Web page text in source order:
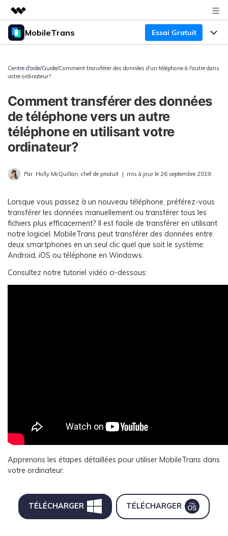
Produits phares
Utilité
Aperçu
Actualités
Boutique
MobileTrans Essai Gratuit
Bureau
Mobile
Fonctionnalités
Solutions
Ressources
Transfert de Données Téléphone
Sauvegarde & Restauration
Gestionnaire WhatsApp
EXPLOREZ PLUS DE SUJETS
Prix
Tarifs pour Mac
Plan Business
Plan Éducation
Tutoriel
Assistance
Centre d'aide/Guide/Comment transférer des données d'un téléphone à l'autre dans
votre ordinateur?
Comment transférer des données
de téléphone vers un autre
téléphone en utilisant votre
ordinateur?
Par Holly McQuillan, chef de produit | mis à jour le 26 septembre 2019.
Lorsque vous passez à un nouveau téléphone, préférez-vous
transférer les données manuellement ou transférer tous les
fichiers plus efficacement? Il est facile de transférer en utilisant
notre logiciel. MobileTrans peut transférer des données entre
deux smartphones en un seul clic quel que soit le système:
Android, iOS ou téléphone en Windows.
Consultez notre tutoriel vidéo ci-dessous:
Apprenons les étapes détaillées pour utiliser MobileTrans dans
votre ordinateur:
TÉLÉCHARGER TÉLÉCHARGER